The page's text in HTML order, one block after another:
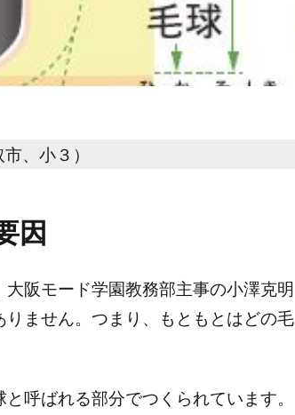
、小３）
因
阪モード学園教務部主事の小澤克明
ません。つまり、もともとはどの毛
呼ばれる部分でつくられています。